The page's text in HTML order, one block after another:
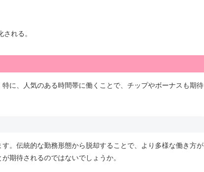
れる。
に、人気のある時間帯に働くことで、チップやボーナスも期待
。伝統的な勤務形態から脱却することで、より多様な働き方が
期待されるのではないでしょうか。